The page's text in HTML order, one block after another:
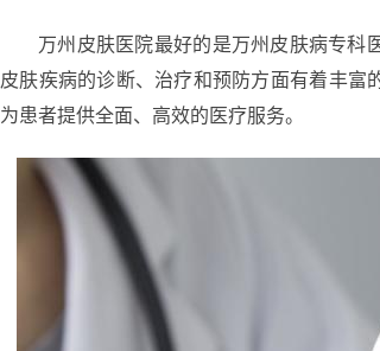
万州皮肤医院最好的是万州皮肤病专科
皮肤疾病的诊断、治疗和预防方面有着丰富
为患者提供全面、高效的医疗服务。